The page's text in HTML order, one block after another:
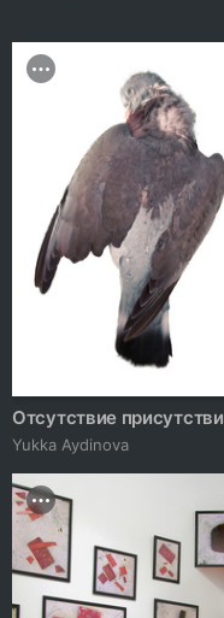
Отсутствие
Yukka Aydinova